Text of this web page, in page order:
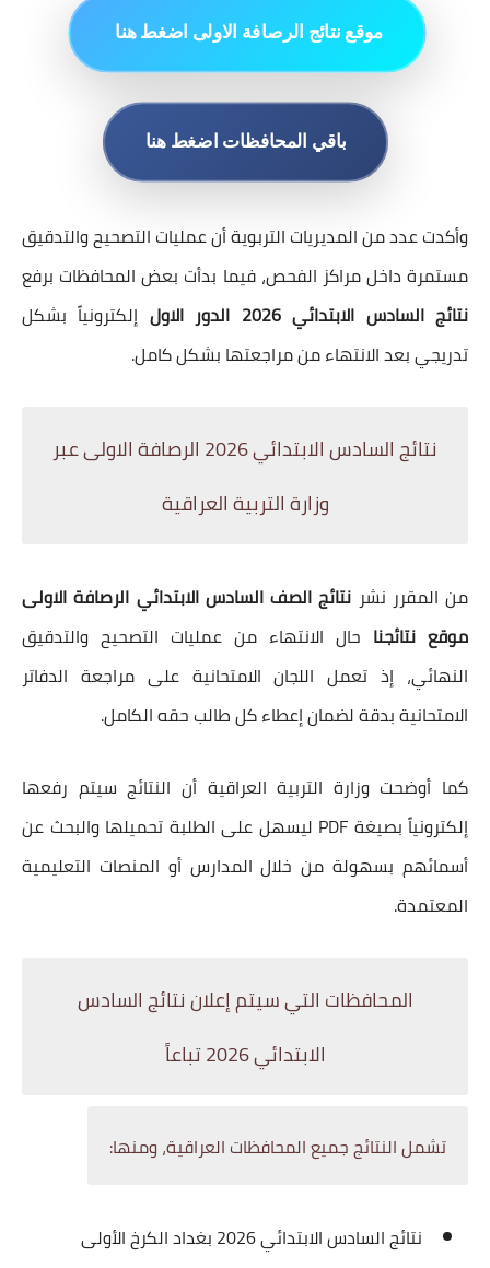
موقع نتائج الرصافة الاولى اضغط هنا
باقي المحافظات اضغط هنا
وأكدت عدد من المديريات التربوية أن عمليات التصحيح والتدقيق
مستمرة داخل مراكز الفحص، فيما بدأت بعض المحافظات برفع
نتائج السادس الابتدائي 2026 الدور الاول
إلكترونياً بشكل
تدريجي بعد الانتهاء من مراجعتها بشكل كامل.
نتائج السادس الابتدائي 2026 الرصافة الاولى عبر
وزارة التربية العراقية
من المقرر نشر نتائج الصف السادس الابتدائي الرصافة الاولى
موقع نتائجنا حال الانتهاء من عمليات التصحيح والتدقيق
النهائي، إذ تعمل اللجان الامتحانية على مراجعة الدفاتر
الامتحانية بدقة لضمان إعطاء كل طالب حقه الكامل.
كما أوضحت وزارة التربية العراقية أن النتائج سيتم رفعها
إلكترونياً بصيغة PDF ليسهل على الطلبة تحميلها والبحث عن
أسمائهم بسهولة من خلال المدارس أو المنصات التعليمية
المعتمدة.
المحافظات التي سيتم إعلان نتائج السادس
الابتدائي 2026 تباعاً
تشمل النتائج جميع المحافظات العراقية، ومنها:
نتائج السادس الابتدائي 2026 بغداد الكرخ الأولى